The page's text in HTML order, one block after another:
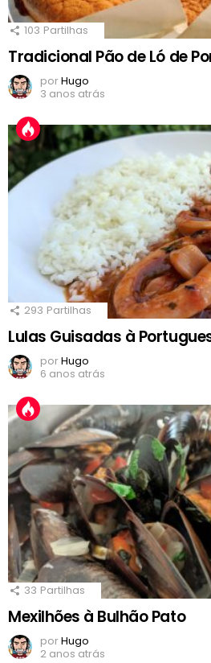
103 Partilhas
Tradicional Pão de Ló de
porHugo
3 anos atrás
293 Partilhas
Lulas Guisadas à
porHugo
6 anos atrás
33 Partilhas
Mexilhões à Bulhão Pato
porHugo
2 anos atrás